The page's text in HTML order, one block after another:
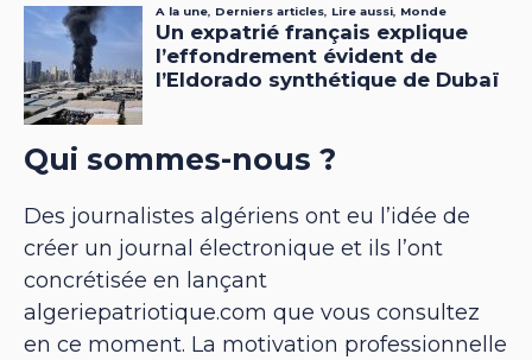
Qui sommes-nous ?
Des journalistes algériens ont eu l’idée de
créer un journal électronique et ils l’ont
concrétisée en lançant
algeriepatriotique.com que vous consultez
en ce moment. La motivation professionnelle